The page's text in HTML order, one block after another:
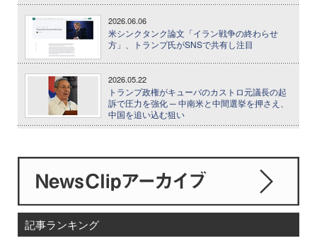
2026.06.06
米シンクタンク論文「イラン戦争の終わらせ
方」、トランプ氏がSNSで共有し注目
2026.05.22
トランプ政権がキューバのカストロ元議長の起
訴で圧力を強化 ─ 中南米と中間選挙を押さえ、
中国を追い込む狙い
記事ランキング